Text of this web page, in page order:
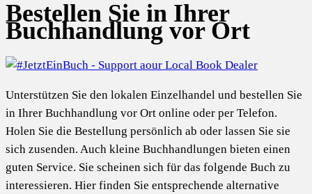
Bestellen Sie in Ihrer
Buchhandlung vor Ort
Unterstützen Sie den lokalen Einzelhandel und bestellen Sie
in Ihrer Buchhandlung vor Ort online oder per Telefon.
Holen Sie die Bestellung persönlich ab oder lassen Sie sie
sich zusenden. Auch kleine Buchhandlungen bieten einen
guten Service. Sie scheinen sich für das folgende Buch zu
interessieren. Hier finden Sie entsprechende alternative